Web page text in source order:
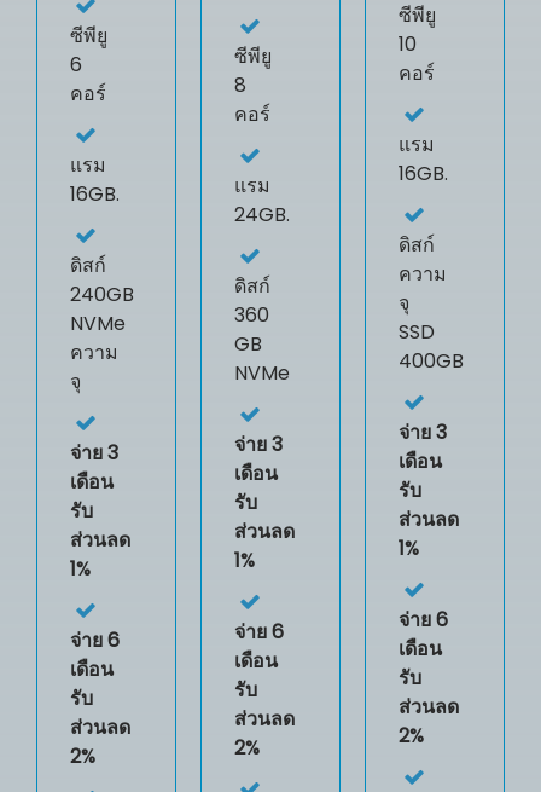
ซีพียู
6
คอร์
แรม
16GB.
ดิสก์
240GB
NVMe
ความ
จุ
จ่าย 3
เดือน
รับ
ส่วนลด
1%
จ่าย 6
เดือน
รับ
ส่วนลด
2%
ซีพียู
8
คอร์
แรม
24GB.
ดิสก์
360
GB
NVMe
จ่าย 3
เดือน
รับ
ส่วนลด
1%
จ่าย 6
เดือน
รับ
ส่วนลด
2%
ซีพียู
10
คอร์
แรม
16GB.
ดิสก์
ความ
จุ
SSD
400GB
จ่าย 3
เดือน
รับ
ส่วนลด
1%
จ่าย 6
เดือน
รับ
ส่วนลด
2%